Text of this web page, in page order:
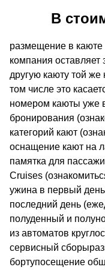
В
размещение в каюте
компания оставляет
другую каюту той же
том числе это
номером каюты уже
бронирования
категорий кают
оснащение кают на
памятка для
Cruises
ужина в первый день
последний день
полуденный и
из автоматов
сервисный
бортупосещение